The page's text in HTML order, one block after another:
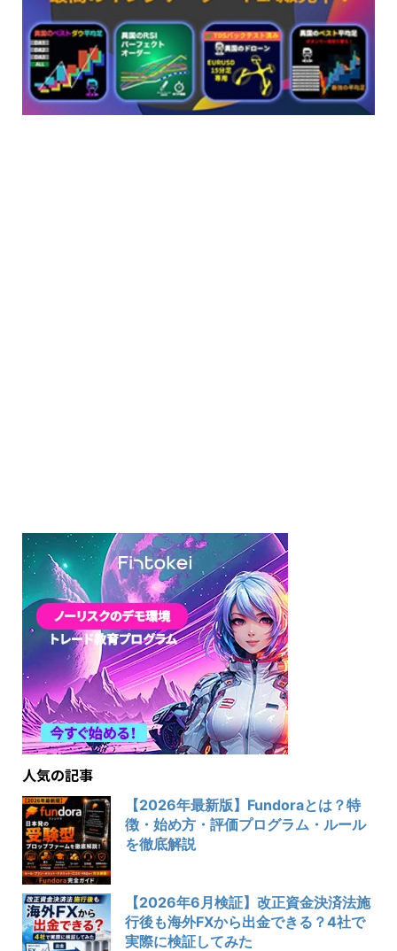
人気の記事
【2026年最新版】Fundoraとは？特
徴・始め方・評価プログラム・ルール
を徹底解説
【2026年6月検証】改正資金決済法施
行後も海外FXから出金できる？4社で
実際に検証してみた